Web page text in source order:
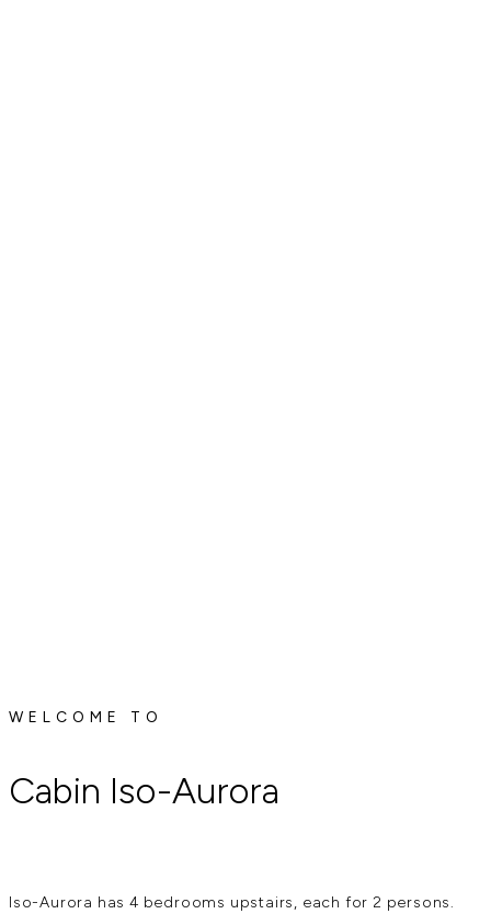
WELCOME TO
Cabin Iso-Aurora
Iso-Aurora has 4 bedrooms upstairs, each for 2 persons.